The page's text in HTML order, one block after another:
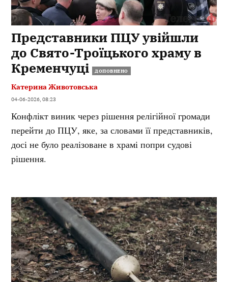
Представники ПЦУ увійшли
до Свято-Троїцького храму в
Кременчуці
ДОПОВНЕНО
Катерина Животовська
04-06-2026, 08:23
Конфлікт виник через рішення релігійної громади
перейти до ПЦУ, яке, за словами її представників,
досі не було реалізоване в храмі попри судові
рішення.